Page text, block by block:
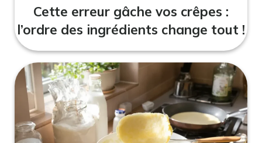
Cette erreur gâche vos crêpes :
l’ordre des ingrédients change tout !